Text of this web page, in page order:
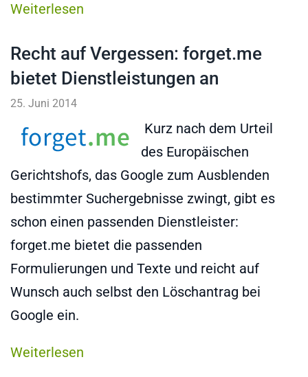
Weiterlesen
Recht auf Vergessen: forget.me
bietet Dienstleistungen an
25. Juni 2014
Kurz nach dem Urteil
des Europäischen
Gerichtshofs, das Google zum Ausblenden
bestimmter Suchergebnisse zwingt, gibt es
schon einen passenden Dienstleister:
forget.me bietet die passenden
Formulierungen und Texte und reicht auf
Wunsch auch selbst den Löschantrag bei
Google ein.
Weiterlesen